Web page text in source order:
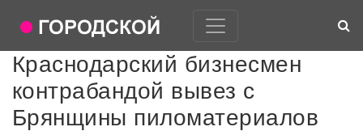
Краснодарский бизнесмен
контрабандой вывез с
Брянщины пиломатериалов